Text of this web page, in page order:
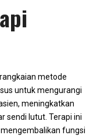
metode
untuk mengurangi
meningkatkan
sendi lutut. Terapi ini
fungsi